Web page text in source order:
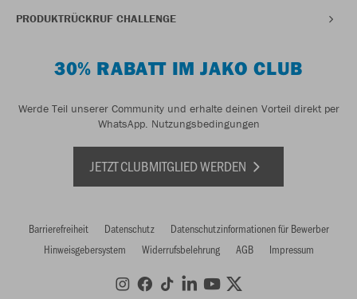
PRODUKTRÜCKRUF CHALLENGE
30% RABATT IM JAKO CLUB
Werde Teil unserer Community und erhalte deinen Vorteil direkt per
WhatsApp. Nutzungsbedingungen
JETZT CLUBMITGLIED WERDEN
Barrierefreiheit Datenschutz
Datenschutzinformationen für Bewerber
Hinweisgebersystem
Widerrufsbelehrung AGB Impressum